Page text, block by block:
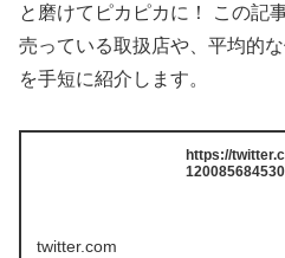
と磨けてピカピカに！ この記
売っている取扱店や、平均的
を手短に紹介します。
https://
120085684530
twitter.com